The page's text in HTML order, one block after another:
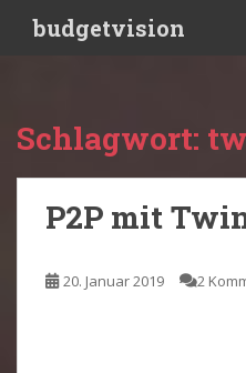
budgetvision
Schlagwort:
P2P mit
20. Januar 2019 2